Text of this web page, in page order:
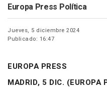
Europa Press Política
Jueves, 5 diciembre 2024
Publicado: 16:47
EUROPA PRESS
MADRID, 5 DIC. (EUROPA